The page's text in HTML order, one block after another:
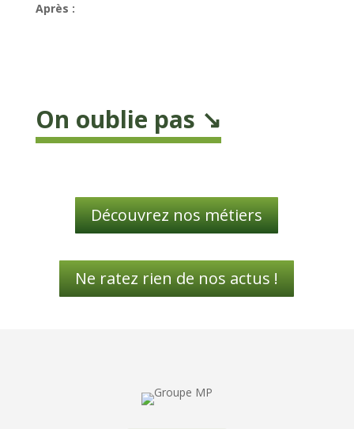
Après :
On oublie pas ↘️
Découvrez nos métiers
Ne ratez rien de nos actus !